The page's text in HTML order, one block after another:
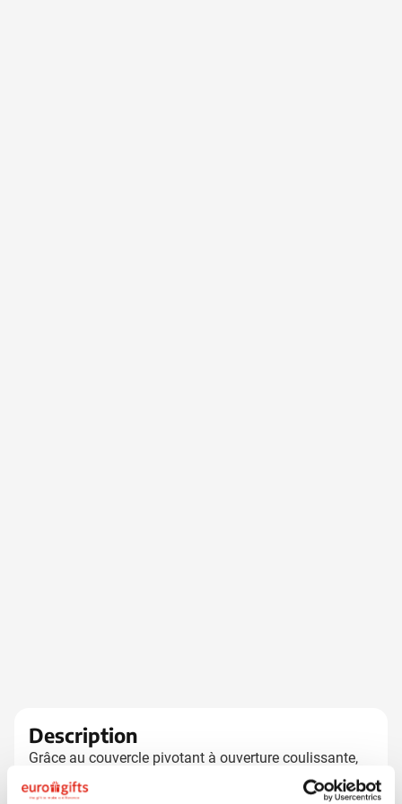
Description
Grâce au couvercle pivotant à ouverture coulissante,
ce gobelet avec isolation à double paroi est très
pratique en déplacement. Ce gobelet à café de 350 ml